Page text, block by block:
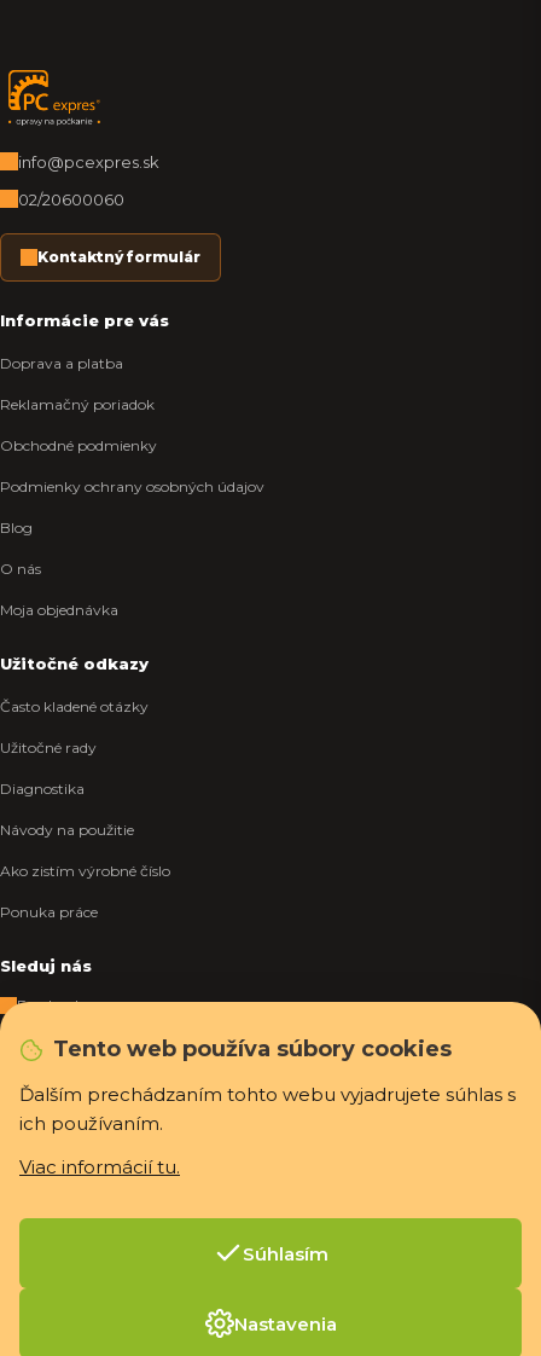
Tento web používa súbory cookies
Ďalším prechádzaním tohto webu vyjadrujete súhlas s
ich používaním.
Viac informácií tu.
Súhlasím
Nastavenia
Zápätie
info@pcexpres.sk
02/20600060
Kontaktný formulár
Informácie pre vás
Doprava a platba
Reklamačný poriadok
Obchodné podmienky
Podmienky ochrany osobných údajov
Blog
O nás
Moja objednávka
Užitočné odkazy
Často kladené otázky
Užitočné rady
Diagnostika
Návody na použitie
Ako zistím výrobné číslo
Ponuka práce
Sleduj nás
Facebook
Instagram
Tiktok
WhatsApp
PCexpres.sk. Všetky práva vyhradené.